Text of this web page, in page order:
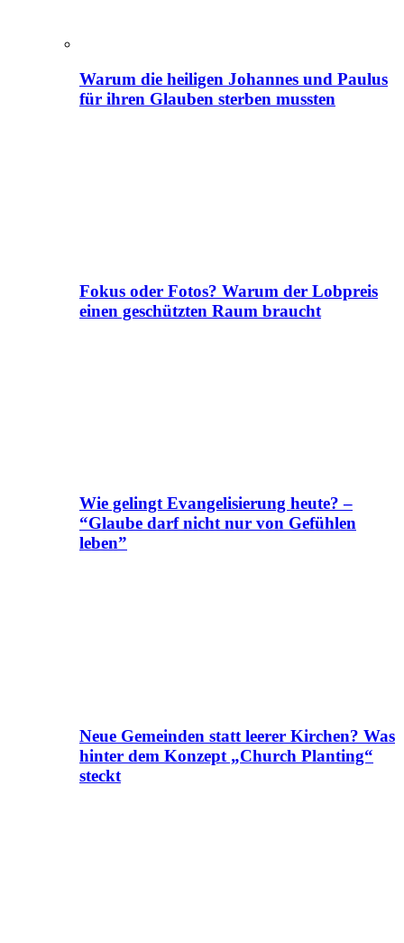
Warum die heiligen Johannes und Paulus
für ihren Glauben sterben mussten
Fokus oder Fotos? Warum der Lobpreis
einen geschützten Raum braucht
Wie gelingt Evangelisierung heute? –
“Glaube darf nicht nur von Gefühlen
leben”
Neue Gemeinden statt leerer Kirchen? Was
hinter dem Konzept „Church Planting“
steckt